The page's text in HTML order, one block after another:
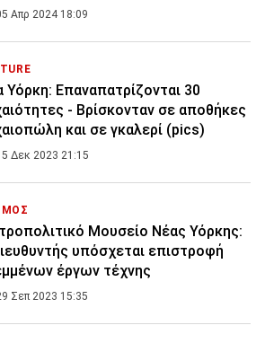
Απρ 2024 18:09
Υόρκη: Επαναπατρίζονται 30
- Βρίσκονταν σε αποθήκες
και σε γκαλερί (pics)
Δεκ 2023 21:15
Μουσείο Νέας Υόρκης:
υπόσχεται επιστροφή
έργων τέχνης
Σεπ 2023 15:35